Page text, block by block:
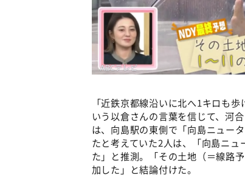
「近鉄京都線沿いに北へ1キロも
いう以倉さんの言葉を信じて、河
は、向島駅の東側で「向島ニュー
たと考えていた2人は、「向島ニ
た」と推測。「その土地（＝線路
加した」と結論付けた。